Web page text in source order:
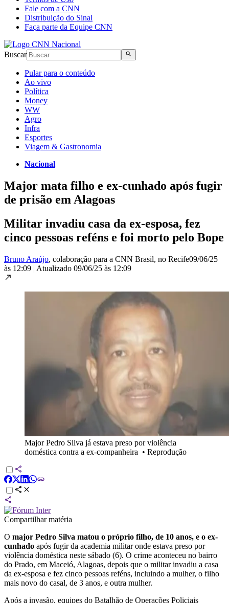
Fale com a CNN
Distribuição do Sinal
Faça parte da Equipe CNN
Buscar
Pular para o conteúdo
Ao vivo
Política
Money
WW
Agro
Infra
Esportes
Viagem & Gastronomia
Nacional
Major mata filho e ex-cunhado após fugir
de prisão em Alagoas
Militar invadiu casa da ex-esposa, fez
cinco pessoas reféns e foi morto pelo Bope
Bruno Araújo, colaboração para a CNN Brasil, no Recife09/06/25
às 12:09 | Atualizado 09/06/25 às 12:09
Major Pedro Silva já estava preso por violência
doméstica contra a ex-companheira • Reprodução
Compartilhar matéria
O major Pedro Silva matou o próprio filho, de 10 anos, e o ex-
cunhado após fugir da academia militar onde estava preso por
violência doméstica neste sábado (6). O crime aconteceu no bairro
do Prado, em Maceió, Alagoas, depois que o militar invadiu a casa
da ex-esposa e fez cinco pessoas reféns, incluindo a mulher, o filho
mais novo do casal, de 3 anos, e outra mulher.
Após a invasão, equipes do Batalhão de Operações Policiais